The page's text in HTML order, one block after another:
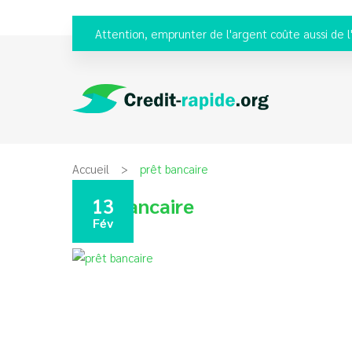
Attention, emprunter de l'argent coûte aussi de
Accueil prêt bancaire
prêt bancaire
13
Fév